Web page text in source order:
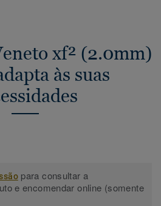
xf² (2.0mm)
às suas
para consultar a
e encomendar online (somente